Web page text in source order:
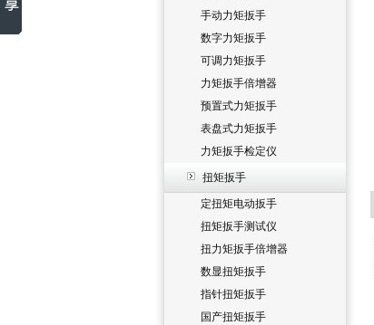
手动力矩扳手
数字力矩扳手
可调力矩扳手
力矩扳手倍增器
预置式力矩扳手
表盘式力矩扳手
力矩扳手检定仪
扭矩扳手
定扭矩电动扳手
扭矩扳手测试仪
扭力矩扳手倍增器
数显扭矩扳手
指针扭矩扳手
国产扭矩扳手